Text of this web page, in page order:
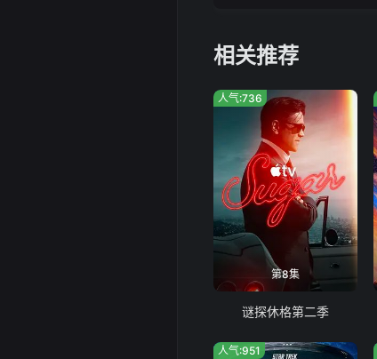
相关推荐
第8集
人气:736
谜探休格第二季
人气:951